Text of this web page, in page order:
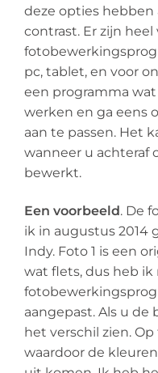
deze opties hebben
contrast. Er zijn
pc, tablet, en voor
een programma
werken en ga eens
aan te passen. Het
wanneer u achteraf
bewerkt.
Een voorbeeld . De
ik in augustus 2014
Indy. Foto 1 is een
wat flets, dus heb ik
aangepast. Als u de
het verschil zien.
waardoor de